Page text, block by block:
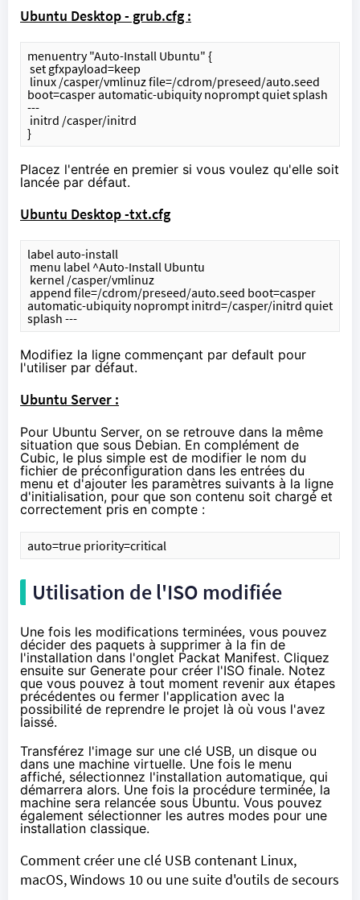
Ubuntu Desktop - grub.cfg :
menuentry "Auto-Install Ubuntu" {
set gfxpayload=keep
boot=casper automatic-ubiquity noprompt quiet splash
---
initrd /casper/initrd
}
Placez l'entrée en premier si vous voulez qu'elle soit
lancée par défaut.
Ubuntu Desktop -txt.cfg
label auto-install
menu label ^Auto-Install Ubuntu
kernel /casper/vmlinuz
automatic-ubiquity noprompt initrd=/casper/initrd quiet
splash ---
Modifiez la ligne commençant par default pour
l'utiliser par défaut.
Ubuntu Server :
Pour Ubuntu Server, on se retrouve dans la même
situation que sous Debian. En complément de
Cubic, le plus simple est de modifier le nom du
fichier de préconfiguration dans les entrées du
menu et d'ajouter les paramètres suivants à la ligne
d'initialisation, pour que son contenu soit chargé et
correctement pris en compte :
auto=true priority=critical
Utilisation de l'ISO modifiée
Une fois les modifications terminées, vous pouvez
décider des paquets à supprimer à la fin de
l'installation dans l'onglet Packat Manifest. Cliquez
ensuite sur Generate pour créer l'ISO finale. Notez
que vous pouvez à tout moment revenir aux étapes
précédentes ou fermer l'application avec la
possibilité de reprendre le projet là où vous l'avez
laissé.
Transférez l'image sur une clé USB, un disque ou
dans une machine virtuelle. Une fois le menu
affiché, sélectionnez l'installation automatique, qui
démarrera alors. Une fois la procédure terminée, la
machine sera relancée sous Ubuntu. Vous pouvez
également sélectionner les autres modes pour une
installation classique.
Comment créer une clé USB contenant Linux,
macOS, Windows 10 ou une suite d'outils de secours